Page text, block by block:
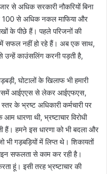
से अधिक सरकारी नौकरियों बिना
100 से अधिक नकल माफिया और
के पीछे हैं। पहले परिजनों की
में सफल नहीं हो रहे हैं। अब एक साथ,
उन्हें काउंसलिंग करनी पड़ती है,
घोटालों के खिलाफ भी हमारी
आईएएस से लेकर आईएफएस,
के भ्रष्ट अधिकारी कर्मचारी पर
धारणा थी, भ्रष्टाचार विरोधी
हैं। हमने इस धारणा को भी बदला और
गड़बड़ियों में लिप्त थे। शिकायतों
सफलता से काम कर रही है।
हूं। इसी तरह भ्रष्टाचार की